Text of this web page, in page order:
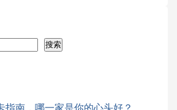
搜索
指南，哪一家是你的心头好？